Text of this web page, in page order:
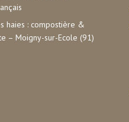
haies : compostière &
– Moigny-sur-Ecole (91)